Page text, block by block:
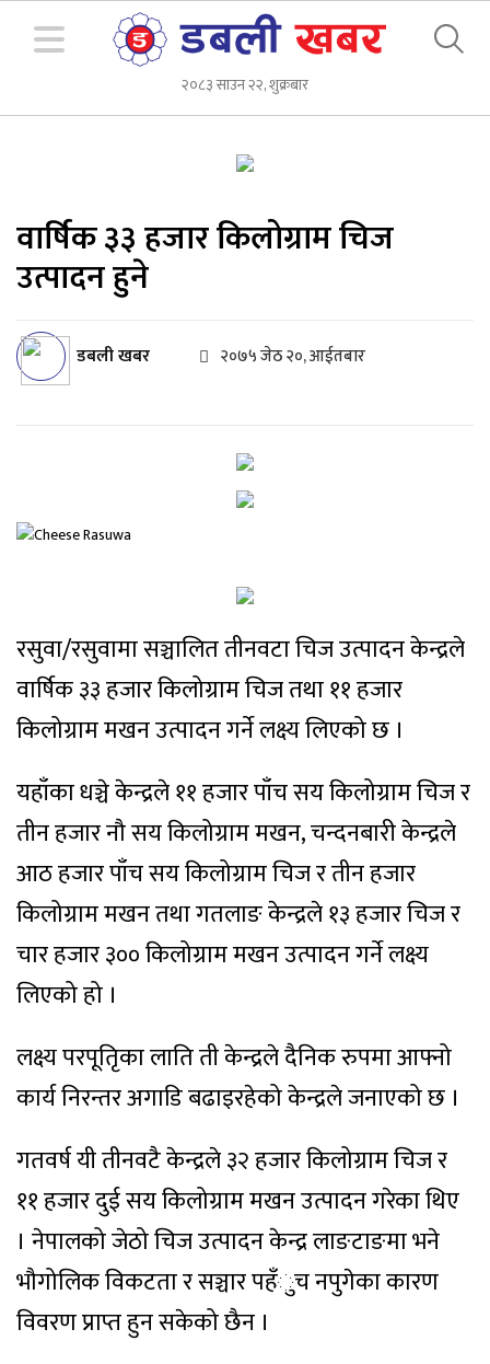
२०८३ साउन २२, शुक्रबार
वार्षिक ३३ हजार किलोग्राम चिज
उत्पादन हुने
डबली खबर २०७५ जेठ २०, आईतबार
रसुवा/रसुवामा सञ्चालित तीनवटा चिज उत्पादन केन्द्रले
वार्षिक ३३ हजार किलोग्राम चिज तथा ११ हजार
किलोग्राम मखन उत्पादन गर्ने लक्ष्य लिएको छ ।
यहाँका धञ्चे केन्द्रले ११ हजार पाँच सय किलोग्राम चिज र
तीन हजार नौ सय किलोग्राम मखन, चन्दनबारी केन्द्रले
आठ हजार पाँच सय किलोग्राम चिज र तीन हजार
किलोग्राम मखन तथा गतलाङ केन्द्रले १३ हजार चिज र
चार हजार ३०० किलोग्राम मखन उत्पादन गर्ने लक्ष्य
लिएको हो ।
लक्ष्य परपूतिृका लाति ती केन्द्रले दैनिक रुपमा आफ्नो
कार्य निरन्तर अगाडि बढाइरहेको केन्द्रले जनाएको छ ।
गतवर्ष यी तीनवटै केन्द्रले ३२ हजार किलोग्राम चिज र
११ हजार दुई सय किलोग्राम मखन उत्पादन गरेका थिए
। नेपालको जेठो चिज उत्पादन केन्द्र लाङटाङमा भने
भौगोलिक विकटता र सञ्चार पहँुच नपुगेका कारण
विवरण प्राप्त हुन सकेको छैन ।